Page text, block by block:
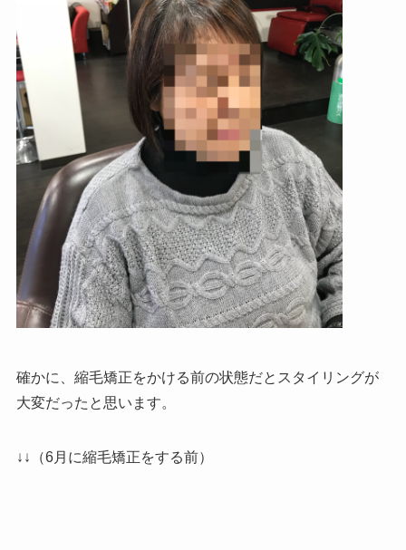
確かに、縮毛矯正をかける前の状態だとスタイリングが
大変だったと思います。
↓↓（6月に縮毛矯正をする前）